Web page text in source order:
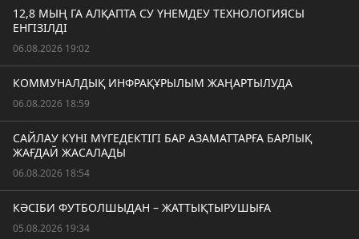
12,8 МЫҢ ГА АЛҚАПТА СУ ҮНЕМДЕУ ТЕХНОЛОГИЯСЫ
ЕНГІЗІЛДІ
06.08.2026 19:02
КОММУНАЛДЫҚ ИНФРАҚҰРЫЛЫМ ЖАҢАРТЫЛУДА
06.08.2026 18:59
САЙЛАУ КҮНІ МҮГЕДЕКТІГІ БАР АЗАМАТТАРҒА БАРЛЫҚ
ЖАҒДАЙ ЖАСАЛАДЫ
06.08.2026 18:54
КӘСІБИ ФУТБОЛШЫДАН – ЖАТТЫҚТЫРУШЫҒА
05.08.2026 19:34